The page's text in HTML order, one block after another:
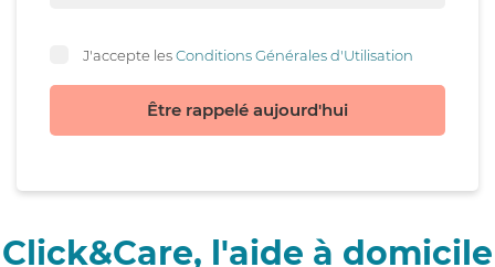
J'accepte lesConditions Générales d'Utilisation
Être rappelé aujourd'hui
Click&Care, l'aide à domicile